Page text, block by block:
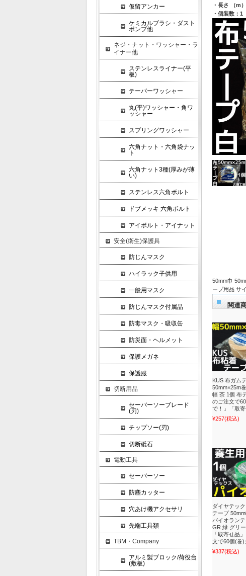
・長さ （m
・個装数：1
50mm巾
ープ用品 サ
関連
KUS 布ガム
50mm×25m
幅 茶 1個 布
のご注文で
で！」「取寄
¥257(税込)
ダイヤテッ
テープ
パイオラン
GR 緑 グリ
「取寄せ品
文で60個(巻)
¥337(税込)
仮留アンカー
ケミカルブラシ・ダスト
ポンプ他
ネジ・ナット・ワッシャー・ラ
イナー他
ステンレスライナー(平
板)
テーパーワッシャー
丸(平)ワッシャー・角ワ
ッシャー
スプリングワッシャー
六角ナット・六角袋ナッ
ト
六角ナット3種(厚みが薄
い)
ステンレス六角ボルト
ドブメッキ 六角ボルト
アイボルト・アイナット
安全(衛生)保護具
防じんマスク
ハイラック子供用
一般用マスク
防じんマスク付属品
防毒マスク・吸収缶
防災面・ヘルメット
保護メガネ
保護服
切断用品
セーバーソーブレード
(刃)
チップソー(刃)
切断砥石
電動工具
セーバーソー
防塵カッター
穴あけ機アクセサリ
先端工具類
TBM・Company
アルミ製ブロック/荷役台
(敷板)